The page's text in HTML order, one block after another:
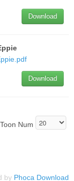
Download
Download
Toon Num
by Phoca Download